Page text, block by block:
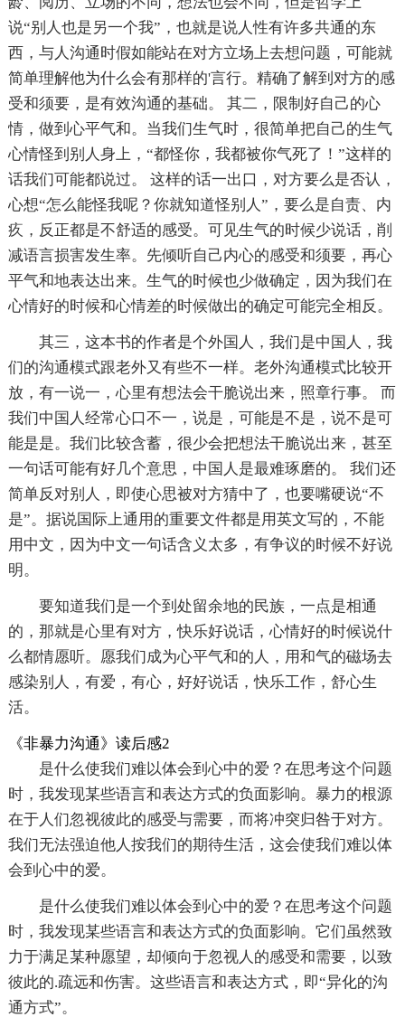
说“别人也是另一个我”，也就是说人性有许多共通的东
西，与人沟通时假如能站在对方立场上去想问题，可能就
简单理解他为什么会有那样的'言行。精确了解到对方的感
受和须要，是有效沟通的基础。 其二，限制好自己的心
情，做到心平气和。当我们生气时，很简单把自己的生气
心情怪到别人身上，“都怪你，我都被你气死了！”这样的
话我们可能都说过。 这样的话一出口，对方要么是否认，
心想“怎么能怪我呢？你就知道怪别人”，要么是自责、内
疚，反正都是不舒适的感受。可见生气的时候少说话，削
减语言损害发生率。先倾听自己内心的感受和须要，再心
平气和地表达出来。生气的时候也少做确定，因为我们在
心情好的时候和心情差的时候做出的确定可能完全相反。
其三，这本书的作者是个外国人，我们是中国人，我
们的沟通模式跟老外又有些不一样。老外沟通模式比较开
放，有一说一，心里有想法会干脆说出来，照章行事。 而
我们中国人经常心口不一，说是，可能是不是，说不是可
能是是。我们比较含蓄，很少会把想法干脆说出来，甚至
一句话可能有好几个意思，中国人是最难琢磨的。 我们还
简单反对别人，即使心思被对方猜中了，也要嘴硬说“不
是”。据说国际上通用的重要文件都是用英文写的，不能
用中文，因为中文一句话含义太多，有争议的时候不好说
明。
要知道我们是一个到处留余地的民族，一点是相通
的，那就是心里有对方，快乐好说话，心情好的时候说什
么都情愿听。愿我们成为心平气和的人，用和气的磁场去
感染别人，有爱，有心，好好说话，快乐工作，舒心生
活。
《非暴力沟通》读后感2
是什么使我们难以体会到心中的爱？在思考这个问题
时，我发现某些语言和表达方式的负面影响。暴力的根源
在于人们忽视彼此的感受与需要，而将冲突归咎于对方。
我们无法强迫他人按我们的期待生活，这会使我们难以体
会到心中的爱。
是什么使我们难以体会到心中的爱？在思考这个问题
时，我发现某些语言和表达方式的负面影响。它们虽然致
力于满足某种愿望，却倾向于忽视人的感受和需要，以致
彼此的.疏远和伤害。这些语言和表达方式，即“异化的沟
通方式”。